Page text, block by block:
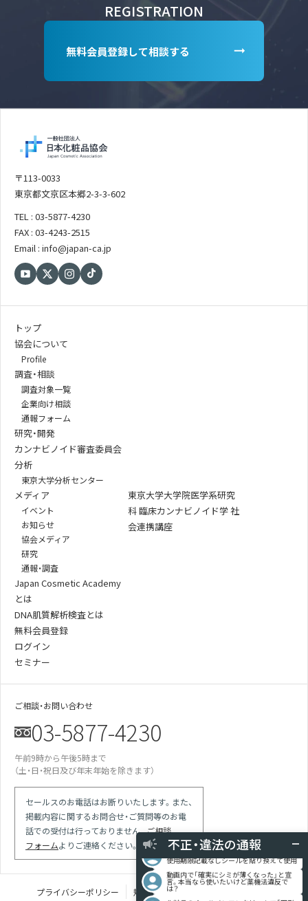
REGISTRATION
無料会員登録して相談する
〒113-0033
東京都文京区本郷2-3-3-602
TEL : 03-5877-4230
FAX : 03-4243-2515
Email : info@japan-ca.jp
トップ
協会について
Profile
調査・相談
調査対象一覧
企業向け相談
通報フォーム
研究・開発
カンナビノイド審査委員会
分析
東京大学分析センター
メディア
イベント
お知らせ
協会メディア
研究
通報・調査
Japan Cosmetic Academy
とは
DNA肌質解析検査とは
無料会員登録
ログイン
セミナー
東京大学大学院医学系研究
科 臨床カンナビノイド学 社
会連携講座
ご相談・お問い合わせ
03-5877-4230
午前9時から午後5時まで
（土・日・祝日及び年末年始を除きます）
セールスのお電話はお断りいたします。また、
掲載内容に関するお問合せ・ご質問等のお電
話での受付は行っておりません。ご相談
フォームよりご連絡ください。
プライバシーポリシー 規定類 特定商取引法に基づく表記
不正・違法の通報
某医師の動画は誇大表現多用の宣伝。医師
による効果効能の保証と解され違反では
競合の会社が化粧品登録をしていない商品
で「スキンケア」等の表現を使っている
現場を目撃 使用期限切れの針ファンデに
使用期限記載なしシールを貼り換えて使用
言。本当なら使いたいけど薬機法違反で
は？